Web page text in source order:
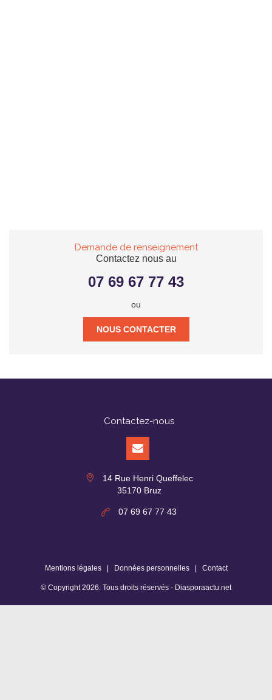
Demande de renseignement
Contactez nous au
07 69 67 77 43
ou
NOUS CONTACTER
Contactez-nous
14 Rue Henri Queffelec
35170 Bruz
07 69 67 77 43
Mentions légales| Données personnelles| Contact
© Copyright 2026 . Tous droits réservés - Diasporaactu.net